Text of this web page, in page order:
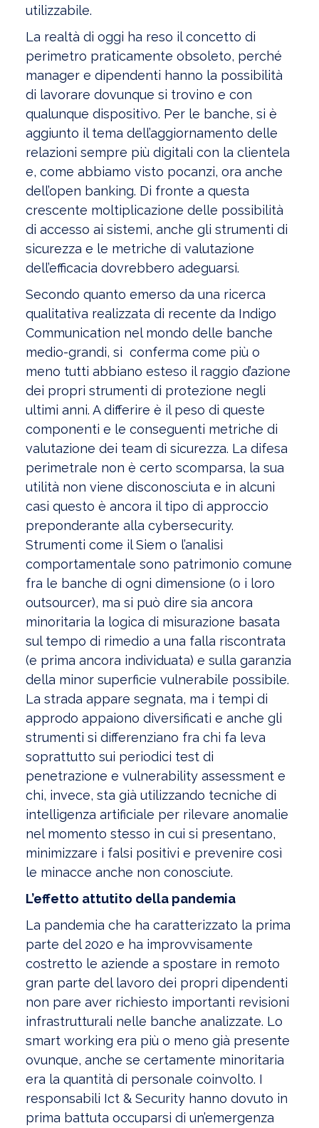
utilizzabile.
La realtà di oggi ha reso il concetto di
perimetro praticamente obsoleto, perché
manager e dipendenti hanno la possibilità
di lavorare dovunque si trovino e con
qualunque dispositivo. Per le banche, si è
aggiunto il tema dell’aggiornamento delle
relazioni sempre più digitali con la clientela
e, come abbiamo visto pocanzi, ora anche
dell’open banking. Di fronte a questa
crescente moltiplicazione delle possibilità
di accesso ai sistemi, anche gli strumenti di
sicurezza e le metriche di valutazione
dell’efficacia dovrebbero adeguarsi.
Secondo quanto emerso da una ricerca
qualitativa realizzata di recente da Indigo
Communication nel mondo delle banche
medio-grandi, si conferma come più o
meno tutti abbiano esteso il raggio d’azione
dei propri strumenti di protezione negli
ultimi anni. A differire è il peso di queste
componenti e le conseguenti metriche di
valutazione dei team di sicurezza. La difesa
perimetrale non è certo scomparsa, la sua
utilità non viene disconosciuta e in alcuni
casi questo è ancora il tipo di approccio
preponderante alla cybersecurity.
Strumenti come il Siem o l’analisi
comportamentale sono patrimonio comune
fra le banche di ogni dimensione (o i loro
outsourcer), ma si può dire sia ancora
minoritaria la logica di misurazione basata
sul tempo di rimedio a una falla riscontrata
(e prima ancora individuata) e sulla garanzia
della minor superficie vulnerabile possibile.
La strada appare segnata, ma i tempi di
approdo appaiono diversificati e anche gli
strumenti si differenziano fra chi fa leva
soprattutto sui periodici test di
penetrazione e vulnerability assessment e
chi, invece, sta già utilizzando tecniche di
intelligenza artificiale per rilevare anomalie
nel momento stesso in cui si presentano,
minimizzare i falsi positivi e prevenire così
le minacce anche non conosciute.
L’effetto attutito della pandemia
La pandemia che ha caratterizzato la prima
parte del 2020 e ha improvvisamente
costretto le aziende a spostare in remoto
gran parte del lavoro dei propri dipendenti
non pare aver richiesto importanti revisioni
infrastrutturali nelle banche analizzate. Lo
smart working era più o meno già presente
ovunque, anche se certamente minoritaria
era la quantità di personale coinvolto. I
responsabili Ict & Security hanno dovuto in
prima battuta occuparsi di un’emergenza